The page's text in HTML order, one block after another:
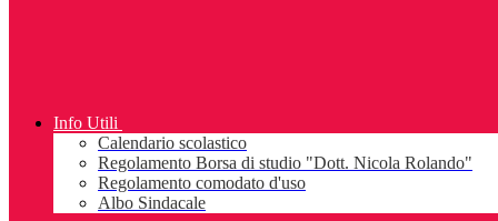
Info Utili
Calendario scolastico
Regolamento Borsa di studio "Dott. Nicola Rolando"
Regolamento comodato d'uso
Albo Sindacale